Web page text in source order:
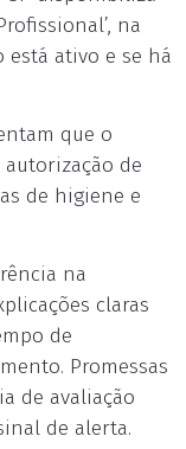
na
está ativo e se há
que o
de
de higiene e
na
claras
de
Promessas
de avaliação
de alerta.